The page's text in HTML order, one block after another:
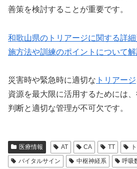
善策を検討することが重要です。
和歌山県のトリアージに関する詳
施方法や訓練のポイントについて解
災害時や緊急時に適切な トリアージ
資源を最大限に活用するためには
判断と適切な管理が不可欠です。
医療情報 AT CA TT
バイタルサイン
中枢神経系 呼吸